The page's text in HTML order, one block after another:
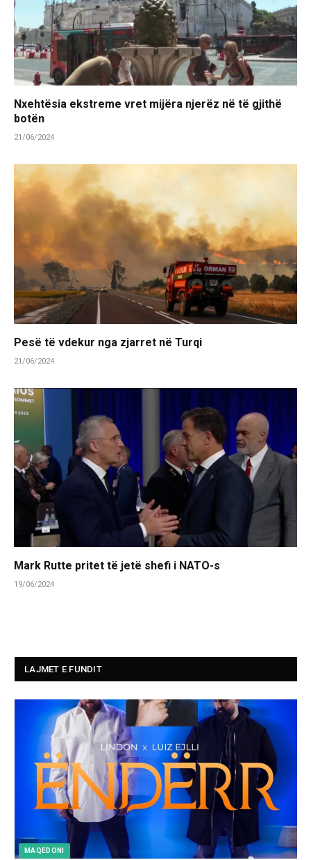
Nxehtësia ekstreme vret mijëra njerëz në të gjithë
botën
21/06/2024
Pesë të vdekur nga zjarret në Turqi
21/06/2024
Mark Rutte pritet të jetë shefi i NATO-s
19/06/2024
LAJMET E FUNDIT
MAQEDONI